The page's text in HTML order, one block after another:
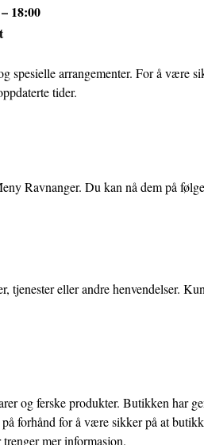
18:00
spesielle arrangementer. For å være
tider.
Ravnanger. Du kan nå dem på
tjenester eller andre henvendelser.
og ferske produkter. Butikken har
forhånd for å være sikker på at
mer informasjon.